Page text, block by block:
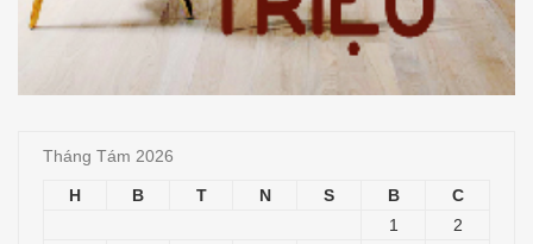
Tháng Tám 2026
H B T N S B
C
1
2